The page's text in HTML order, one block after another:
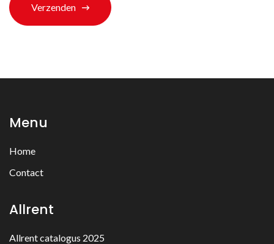
Verzenden
Menu
Home
Contact
Allrent
Allrent catalogus 2025